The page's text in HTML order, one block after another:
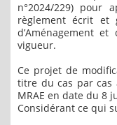
n°2024/229) pour
règlement écrit et
d’Aménagement
vigueur.
Ce projet de
titre du cas par cas
MRAE en date du 8
Considérant ce qui